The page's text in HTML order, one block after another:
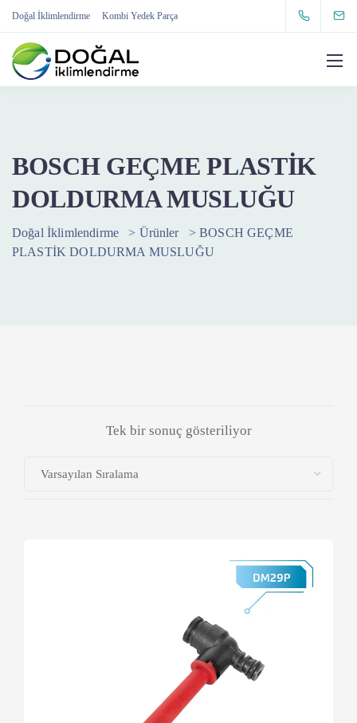
Doğal İklimlendirme Kombi Yedek Parça
BOSCH GEÇME PLASTİK
DOLDURMA MUSLUĞU
Doğal İklimlendirme > Ürünler >BOSCH GEÇME
PLASTİK DOLDURMA MUSLUĞU
Tek bir sonuç gösteriliyor